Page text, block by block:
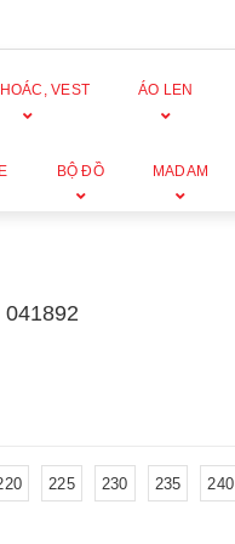
VEST ÁO LEN
BỘ ĐỒ MADAM
225 230 235 240